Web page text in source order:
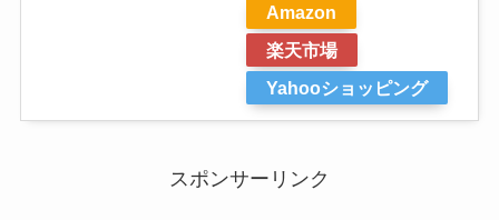
Amazon
楽天市場
Yahooショッピング
スポンサーリンク